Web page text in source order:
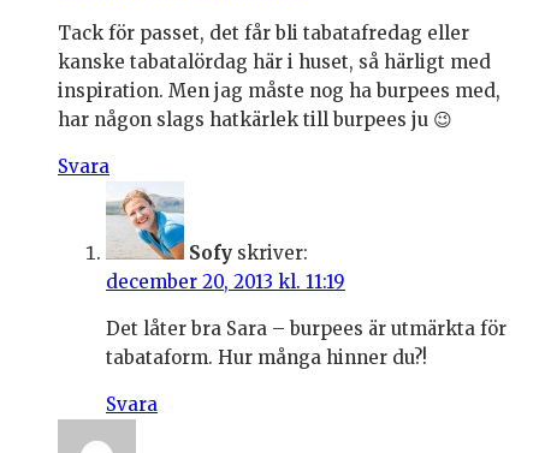
Tack för passet, det får bli tabatafredag eller
kanske tabatalördag här i huset, så härligt med
inspiration. Men jag måste nog ha burpees med,
har någon slags hatkärlek till burpees ju 😉
Svara
Sofy skriver:
december 20, 2013 kl. 11:19
Det låter bra Sara – burpees är utmärkta för
tabataform. Hur många hinner du?!
Svara